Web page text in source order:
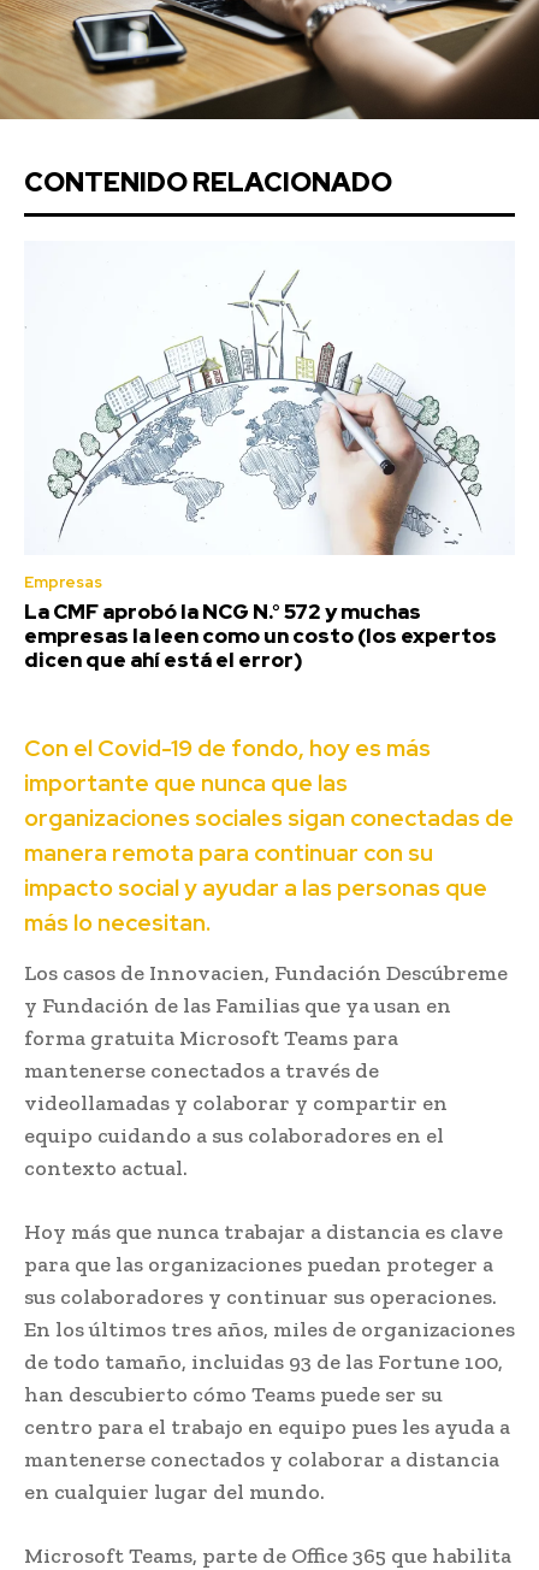
CONTENIDO RELACIONADO
Empresas
La CMF aprobó la NCG N.° 572 y muchas
empresas la leen como un costo (los expertos
dicen que ahí está el error)
Con el Covid-19 de fondo, hoy es más
importante que nunca que las
organizaciones sociales sigan conectadas de
manera remota para continuar con su
impacto social y ayudar a las personas que
más lo necesitan.
Los casos de Innovacien, Fundación Descúbreme
y Fundación de las Familias que ya usan en
forma gratuita Microsoft Teams para
mantenerse conectados a través de
videollamadas y colaborar y compartir en
equipo cuidando a sus colaboradores en el
contexto actual.
Hoy más que nunca trabajar a distancia es clave
para que las organizaciones puedan proteger a
sus colaboradores y continuar sus operaciones.
En los últimos tres años, miles de organizaciones
de todo tamaño, incluidas 93 de las Fortune 100,
han descubierto cómo Teams puede ser su
centro para el trabajo en equipo pues les ayuda a
mantenerse conectados y colaborar a distancia
en cualquier lugar del mundo.
Microsoft Teams, parte de Office 365 que habilita